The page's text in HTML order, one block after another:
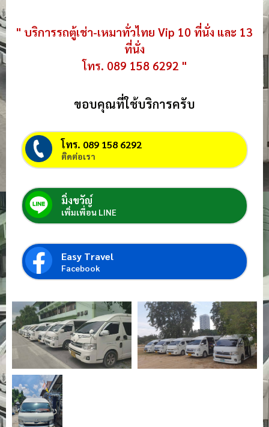
" บริการรถตู้เช่า-เหมาทั่วไทย Vip 10 ที่นั่ง และ 13
ที่นั่ง
โทร. 089 158 6292 "
ขอบคุณที่ใช้บริการครับ
โทร. 089 158 6292
ติดต่อเรา
มิ่งขวัญ์
เพิ่มเพื่อน LINE
Easy Travel
Facebook